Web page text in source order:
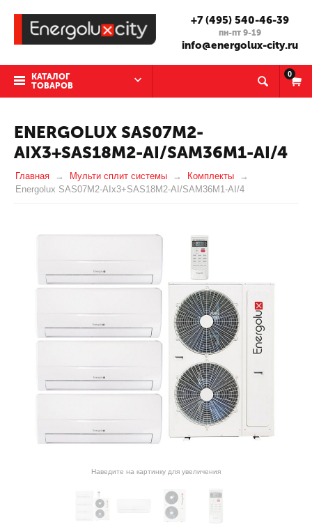
+7 (495) 540-46-39
пн-пт 9-19
info@energolux-city.ru
КАТАЛОГ
ТОВАРОВ
0
ENERGOLUX SAS07M2-
AIX3+SAS18M2-AI/SAM36M1-AI/4
Главная Мульти сплит системы
Комплекты
Energolux SAS07M2-AIx3+SAS18M2-AI/SAM36M1-AI/4
Наведите на картинку для увеличения